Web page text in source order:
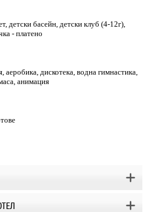
детски басейн, детски клуб (4-12г),
- платено
аеробика, дискотека, водна гимнастика,
анимация